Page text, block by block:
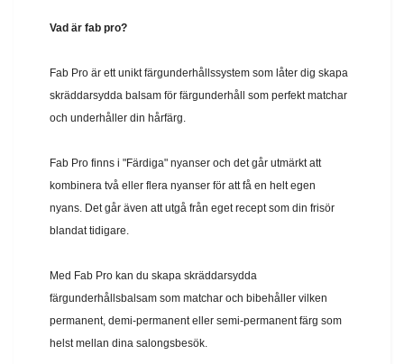
Vad är fab pro?
Fab Pro är ett unikt färgunderhållssystem som låter dig skapa
skräddarsydda balsam för färgunderhåll som perfekt matchar
och underhåller din hårfärg.
Fab Pro finns i "Färdiga" nyanser och det går utmärkt att
kombinera två eller flera nyanser för att få en helt egen
nyans. Det går även att utgå från eget recept som din frisör
blandat tidigare.
Med Fab Pro kan du skapa skräddarsydda
färgunderhållsbalsam som matchar och bibehåller vilken
permanent, demi-permanent eller semi-permanent färg som
helst mellan dina salongsbesök.